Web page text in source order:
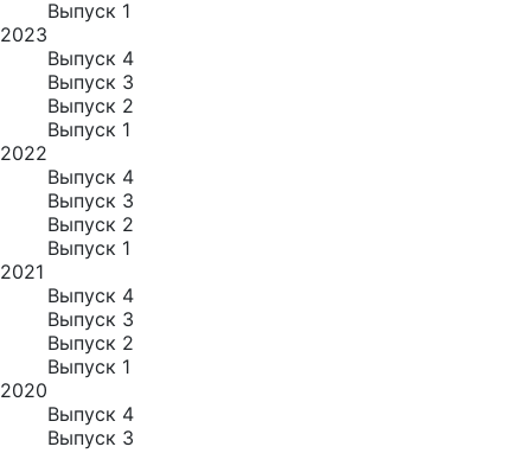
Выпуск 1
2023
Выпуск 4
Выпуск 3
Выпуск 2
Выпуск 1
2022
Выпуск 4
Выпуск 3
Выпуск 2
Выпуск 1
2021
Выпуск 4
Выпуск 3
Выпуск 2
Выпуск 1
2020
Выпуск 4
Выпуск 3